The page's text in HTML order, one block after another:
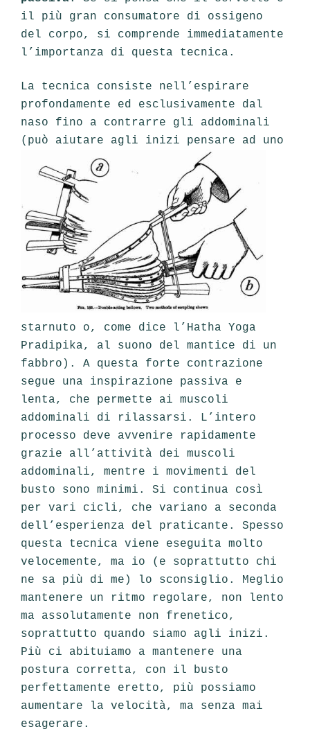
il più gran consumatore di ossigeno
del corpo, si comprende immediatamente
l’importanza di questa tecnica.
La tecnica consiste nell’espirare
profondamente ed esclusivamente dal
naso fino a contrarre gli addominali
(può aiutare agli inizi pensare ad uno
starnuto o, come dice l’Hatha Yoga
Pradipika, al suono del mantice di un
fabbro). A questa forte contrazione
segue una inspirazione passiva e
lenta, che permette ai muscoli
addominali di rilassarsi. L’intero
processo deve avvenire rapidamente
grazie all’attività dei muscoli
addominali, mentre i movimenti del
busto sono minimi. Si continua così
per vari cicli, che variano a seconda
dell’esperienza del praticante. Spesso
questa tecnica viene eseguita molto
velocemente, ma io (e soprattutto chi
ne sa più di me) lo sconsiglio. Meglio
mantenere un ritmo regolare, non lento
ma assolutamente non frenetico,
soprattutto quando siamo agli inizi.
Più ci abituiamo a mantenere una
postura corretta, con il busto
perfettamente eretto, più possiamo
aumentare la velocità, ma senza mai
esagerare.